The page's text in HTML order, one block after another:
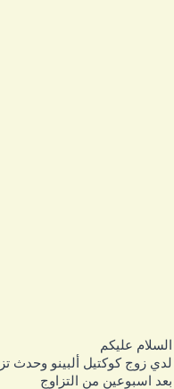
عليكم
زوج كوكتيل ألبينو وحدث
اسبوعين من التزاوج